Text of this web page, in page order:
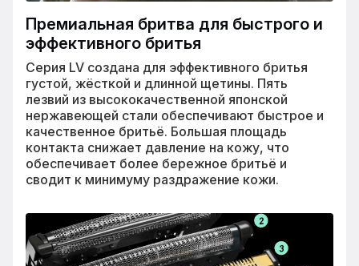
Премиальная бритва для быстрого и
эффективного бритья
Серия LV создана для эффективного бритья
густой, жёсткой и длинной щетины. Пять
лезвий из высококачественной японской
нержавеющей стали обеспечивают быстрое и
качественное бритьё. Большая площадь
контакта снижает давление на кожу, что
обеспечивает более бережное бритьё и
сводит к минимуму раздражение кожи.